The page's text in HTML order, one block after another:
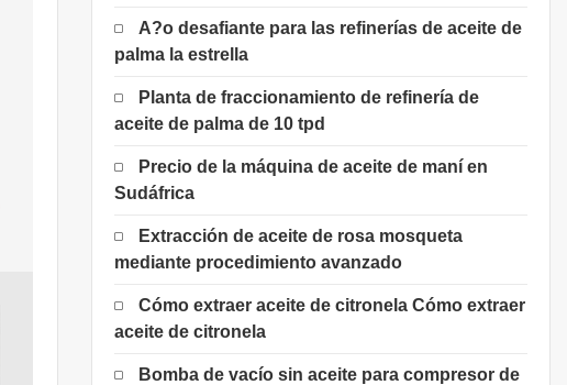
A?o desafiante para las refinerías de aceite de
palma la estrella
Planta de fraccionamiento de refinería de
aceite de palma de 10 tpd
Precio de la máquina de aceite de maní en
Sudáfrica
Extracción de aceite de rosa mosqueta
mediante procedimiento avanzado
Cómo extraer aceite de citronela Cómo extraer
aceite de citronela
Bomba de vacío sin aceite para compresor de